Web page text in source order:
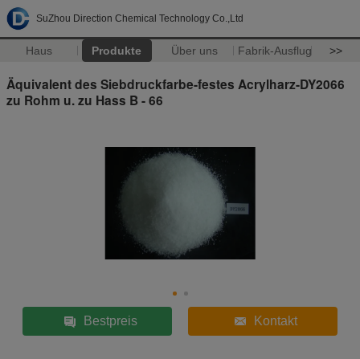
SuZhou Direction Chemical Technology Co.,Ltd
Haus Produkte Über uns Fabrik-Ausflug >>
Äquivalent des Siebdruckfarbe-festes Acrylharz-DY2066
zu Rohm u. zu Hass B - 66
Bestpreis Kontakt